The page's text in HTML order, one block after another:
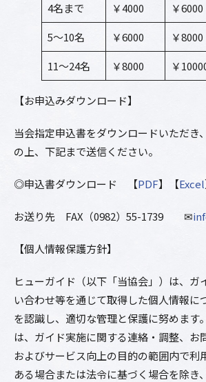
4名まで
￥4000 ￥6000
5～10名
￥6000 ￥8000
11～24名
￥8000 ￥
【お申込みダウンロード】
当会指定申込書をダウンロードいただき
の上、下記まで送信ください。
◎申込書ダウンロード 【PDF】【Excel
お送り先 FAX（0982）55-1739 ✉
【個人情報保護方針】
ヒューガイド（以下「当協会」）は、ガ
い合わせ等を通じて取得した個人情報に
を認識し、適切な管理と保護に努めます
は、ガイド実施に関する連絡・調整、お
およびサービス向上の目的の範囲内で利
ある場合または法令に基づく場合を除き